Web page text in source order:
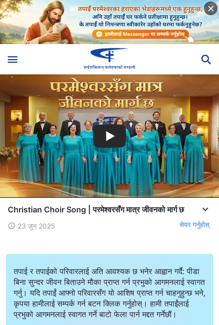
Christian Choir Song | परमेश्‍वरसँग मात्र जीवनको मार्ग छ
23 जुन 2025 सेयर गर्नुहोस्
तपाई र तपाईको परिवारलाई अति आवश्यक छ भनेर आह्वान गर्दै: पीडा
बिना सुन्दर जीवन बिताउने मौका प्राप्त गर्न प्रभुको आगमनलाई स्वागत
गर्नु। यदि तपाईं आफ्नो परिवारसँग यो आशिष प्राप्त गर्न चाहनुहुन्छ भने,
कृपया हामीलाई सम्पर्क गर्न बटन क्लिक गर्नुहोस्। हामी तपाईंलाई
प्रभुको आगमनलाई स्वागत गर्ने बाटो फेला पार्न मद्दत गर्नेछौं।